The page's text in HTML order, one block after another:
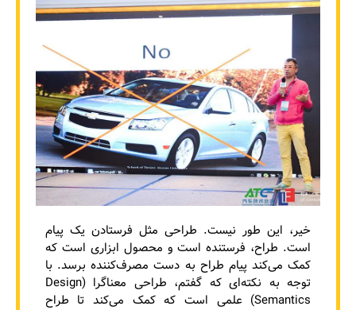
خیر، این طور نیست. طراحی مثل فرستادن یک پیام
است. طراح، فرستنده است و محصول ابزاری است که
کمک می‌کند پیام طراح به دست مصرف‌کننده برسد. با
توجه به نکته‌ای که گفتم، طراحی معناگرا (Design
Semantics) علمی است که کمک می‌کند تا طراح